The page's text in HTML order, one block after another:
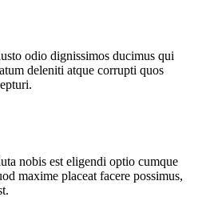
odio dignissimos ducimus qui
deleniti atque corrupti quos
nobis est eligendi optio cumque
maxime placeat facere possimus,